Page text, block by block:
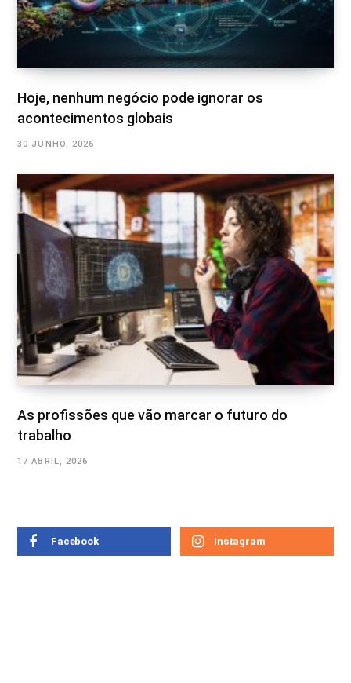
Hoje, nenhum negócio pode ignorar os
acontecimentos globais
30 JUNHO, 2026
As profissões que vão marcar o futuro do
trabalho
17 ABRIL, 2026
Facebook Instagram